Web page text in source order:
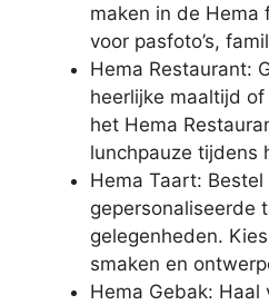
maken in de
voor pasfoto’s,
Hema Restaurant:
heerlijke maaltijd
het Hema
lunchpauze tijdens
Hema Taart: Bestel
gepersonaliseerde
gelegenheden.
smaken en
Hema Gebak: Haal